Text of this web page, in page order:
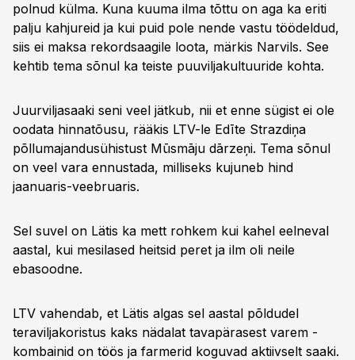
polnud külma. Kuna kuuma ilma tõttu on aga ka eriti
palju kahjureid ja kui puid pole nende vastu töödeldud,
siis ei maksa rekordsaagile loota, märkis Narvils. See
kehtib tema sõnul ka teiste puuviljakultuuride kohta.
Juurviljasaaki seni veel jätkub, nii et enne sügist ei ole
oodata hinnatõusu, rääkis LTV-le Edīte Strazdiņa
põllumajandusühistust Mūsmāju dārzeņi. Tema sõnul
on veel vara ennustada, milliseks kujuneb hind
jaanuaris-veebruaris.
Sel suvel on Lätis ka mett rohkem kui kahel eelneval
aastal, kui mesilased heitsid peret ja ilm oli neile
ebasoodne.
LTV vahendab, et Lätis algas sel aastal põldudel
teraviljakoristus kaks nädalat tavapärasest varem -
kombainid on töös ja farmerid koguvad aktiivselt saaki.